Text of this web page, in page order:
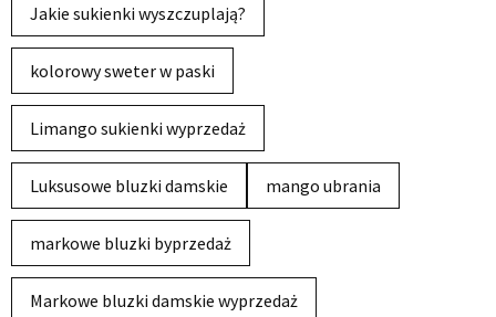
Jakie sukienki wyszczuplają?
kolorowy sweter w paski
Limango sukienki wyprzedaż
Luksusowe bluzki damskie mango ubrania
markowe bluzki byprzedaż
Markowe bluzki damskie wyprzedaż